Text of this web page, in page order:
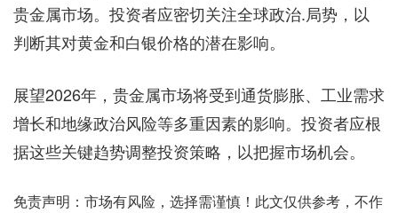
贵金属市场。投资者应密切关注全球政治.局势，以
判断其对黄金和白银价格的潜在影响。
展望2026年，贵金属市场将受到通货膨胀、工业需求
增长和地缘政治风险等多重因素的影响。投资者应根
据这些关键趋势调整投资策略，以把握市场机会。
免责声明：市场有风险，选择需谨慎！此文仅供参考，不作